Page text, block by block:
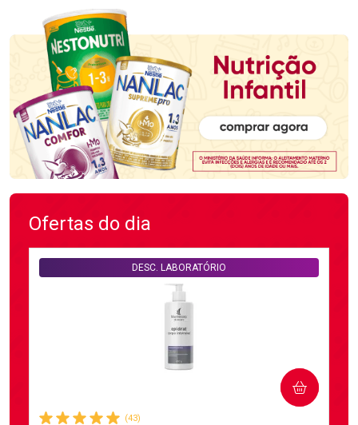
Ofertas do dia
(43)
DESC. LABORATÓRIO
COMPRAR